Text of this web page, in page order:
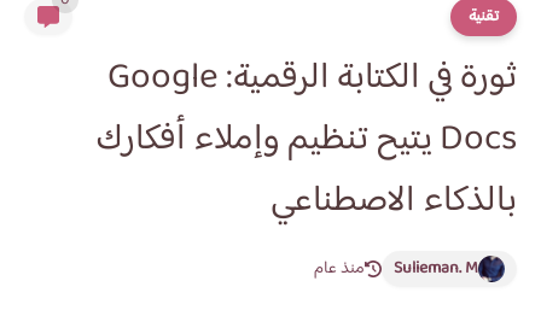
تقنية
ثورة في الكتابة الرقمية: Google
Docs يتيح تنظيم وإملاء أفكارك
بالذكاء الاصطناعي
Sulieman. M منذ عام